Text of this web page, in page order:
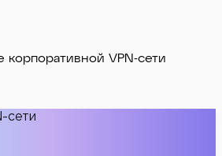
корпоративной VPN-сети
сети